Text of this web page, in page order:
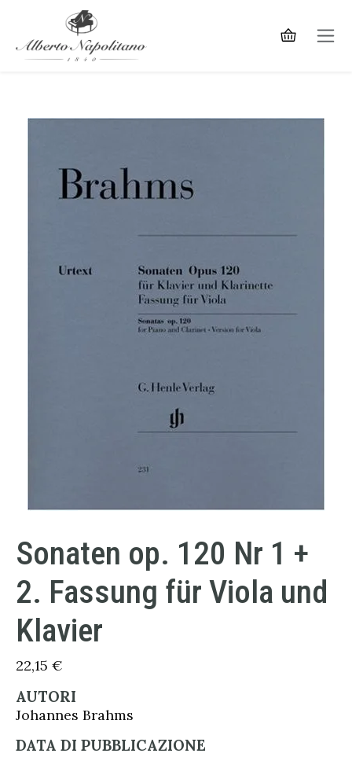
Sonaten op. 120 Nr 1 +
2. Fassung für Viola und
Klavier
22,15 €
AUTORI
Johannes Brahms
DATA DI PUBBLICAZIONE